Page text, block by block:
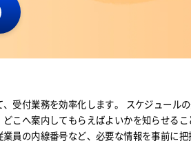
受付業務を効率化します。 スケジュール
こへ案内してもらえばよいかを知らせる
員の内線番号など、必要な情報を事前に